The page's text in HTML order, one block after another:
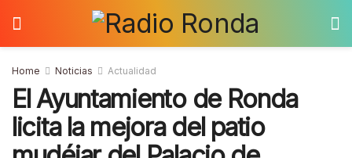
Home Noticias Actualidad
El Ayuntamiento de Ronda
licita la mejora del patio